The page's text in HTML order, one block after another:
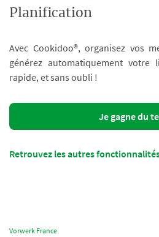
Planification
Avec Cookidoo®, organisez vos
générez automatiquement votre
rapide, et sans oubli !
Je gagne du
Retrouvez les autres
Vorwerk France